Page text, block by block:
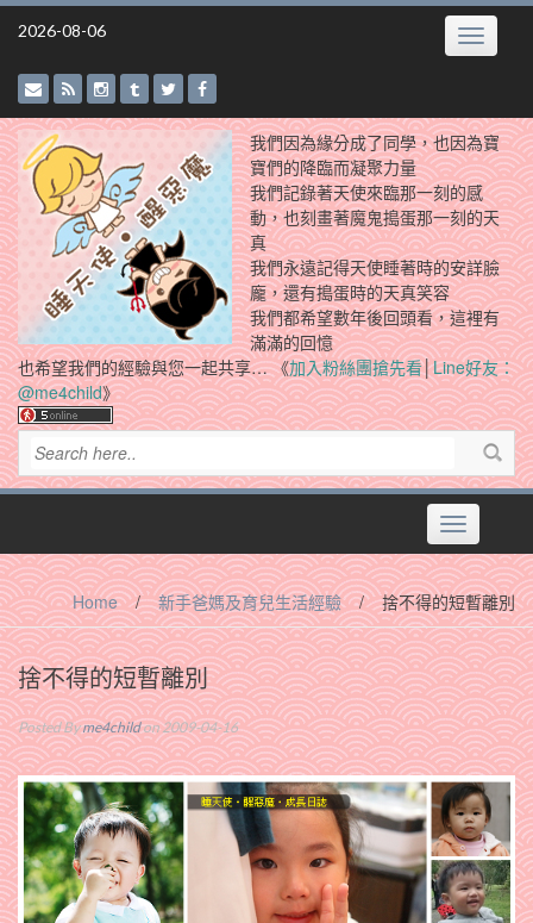
Skip
2026-08-06 Toggle
我們因為緣分成了同學，也因為寶
寶們的降臨而凝聚力量
我們記錄著天使來臨那一刻的感
動，也刻畫著魔鬼搗蛋那一刻的天
真
我們永遠記得天使睡著時的安詳臉
龐，還有搗蛋時的天真笑容
我們都希望數年後回頭看，這裡有
滿滿的回憶
也希望我們的經驗與您一起共享… 《加入粉絲團搶先看│Line好友：
@me4child》
Toggle
navigation
Home / 新手爸媽及育兒生活經驗 / 捨不得的短暫離別
捨不得的短暫離別
Posted Byme4childon 2009-04-16